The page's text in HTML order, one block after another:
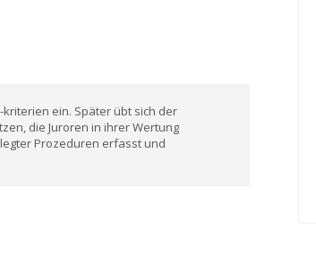
ein. Später übt sich der
die Juroren in ihrer Wertung
Prozeduren erfasst und